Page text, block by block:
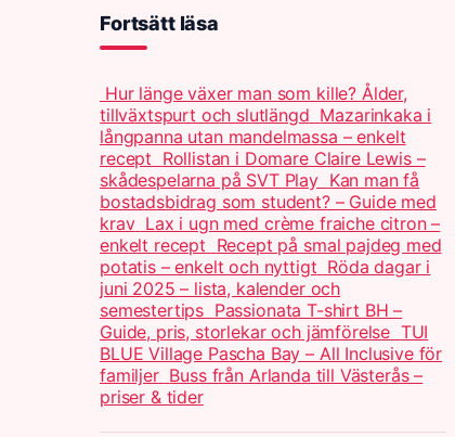
Fortsätt läsa
Hur länge växer man som kille? Ålder,
tillväxtspurt och slutlängd Mazarinkaka i
långpanna utan mandelmassa – enkelt
recept Rollistan i Domare Claire Lewis –
skådespelarna på SVT Play Kan man få
bostadsbidrag som student? – Guide med
krav Lax i ugn med crème fraiche citron –
enkelt recept Recept på smal pajdeg med
potatis – enkelt och nyttigt Röda dagar i
juni 2025 – lista, kalender och
semestertips Passionata T-shirt BH –
Guide, pris, storlekar och jämförelse TUI
BLUE Village Pascha Bay – All Inclusive för
familjer Buss från Arlanda till Västerås –
priser & tider